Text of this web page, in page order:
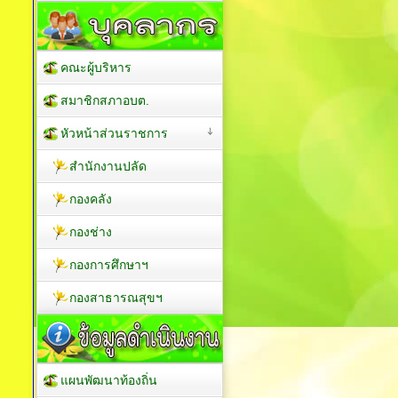
คณะผู้บริหาร
สมาชิกสภาอบต.
หัวหน้าส่วนราชการ
สำนักงานปลัด
กองคลัง
กองช่าง
กองการศึกษาฯ
กองสาธารณสุขฯ
แผนพัฒนาท้องถิ่น